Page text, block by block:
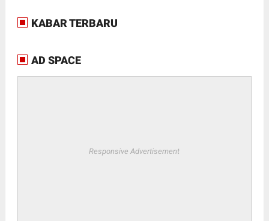
KABAR TERBARU
AD SPACE
Responsive Advertisement